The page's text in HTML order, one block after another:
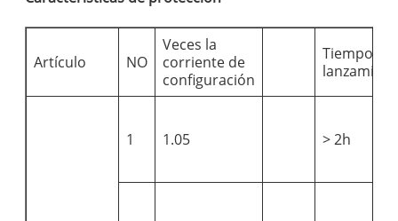
Artículo NO
Veces la
corriente de
configuración
Tiempo de
1 1.05 > 2h